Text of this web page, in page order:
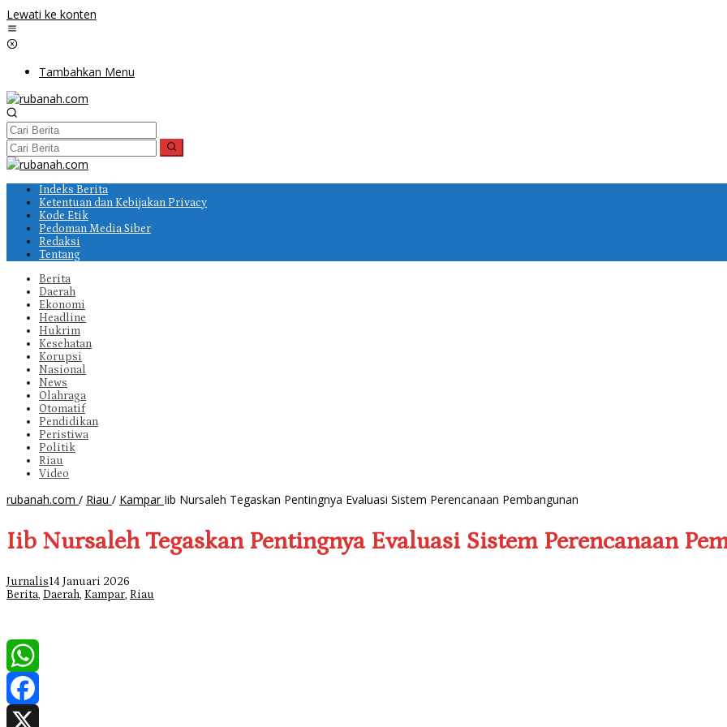
Lewati ke konten
Tambahkan Menu
Indeks Berita
Ketentuan dan Kebijakan Privacy
Kode Etik
Pedoman Media Siber
Redaksi
Tentang
Berita
Daerah
Ekonomi
Headline
Hukrim
Kesehatan
Korupsi
Nasional
News
Olahraga
Otomatif
Pendidikan
Peristiwa
Politik
Riau
Video
rubanah.com / Riau / Kampar Iib Nursaleh Tegaskan Pentingnya Evaluasi Sistem Perencanaan Pembangunan
Iib Nursaleh Tegaskan Pentingnya Evaluasi Sistem Perencanaan
Jurnalis14 Januari 2026
Berita, Daerah, Kampar, Riau
WhatsApp
Facebook